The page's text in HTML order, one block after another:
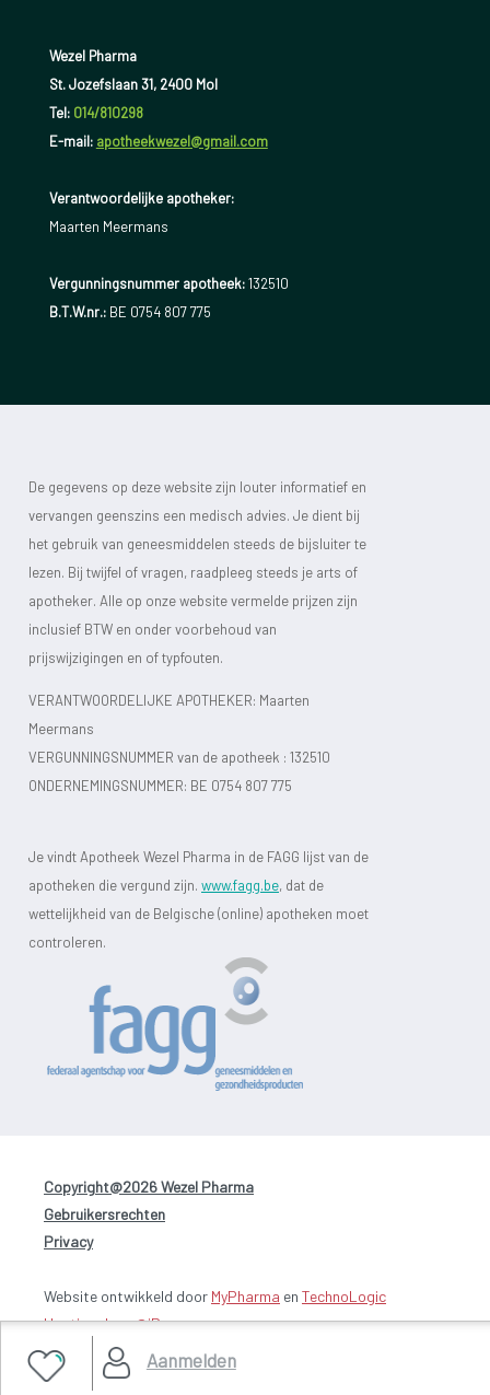
Aanmelden
Wezel Pharma
St. Jozefslaan 31, 2400 Mol
Tel: 014/810298
E-mail: apotheekwezel@gmail.com
Verantwoordelijke apotheker:
Maarten Meermans
Vergunningsnummer apotheek:132510
B.T.W.nr.:BE 0754 807 775
De gegevens op deze website zijn louter informatief en
vervangen geenszins een medisch advies. Je dient bij
het gebruik van geneesmiddelen steeds de bijsluiter te
lezen. Bij twijfel of vragen, raadpleeg steeds je arts of
apotheker. Alle op onze website vermelde prijzen zijn
inclusief BTW en onder voorbehoud van
prijswijzigingen en of typfouten.
VERANTWOORDELIJKE APOTHEKER: Maarten
Meermans
VERGUNNINGSNUMMER van de apotheek : 132510
ONDERNEMINGSNUMMER: BE 0754 807 775
Je vindt Apotheek Wezel Pharma in de FAGG lijst van de
apotheken die vergund zijn. www.fagg.be, dat de
wettelijkheid van de Belgische (online) apotheken moet
controleren.
Copyright@2026 Wezel Pharma
Gebruikersrechten
Privacy
Website ontwikkeld door MyPharma en TechnoLogic
Hosting door @iPower